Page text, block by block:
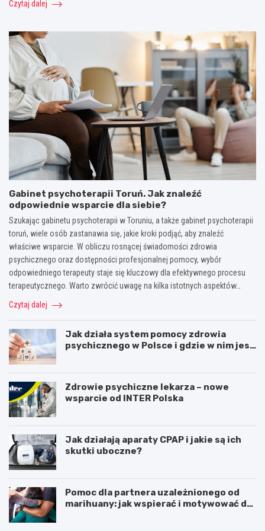
Czytaj dalej
Gabinet psychoterapii Toruń. Jak znaleźć
odpowiednie wsparcie dla siebie?
Szukając gabinetu psychoterapii w Toruniu, a także gabinet psychoterapii
toruń, wiele osób zastanawia się, jakie kroki podjąć, aby znaleźć
właściwe wsparcie. W obliczu rosnącej świadomości zdrowia
psychicznego oraz dostępności profesjonalnej pomocy, wybór
odpowiedniego terapeuty staje się kluczowy dla efektywnego procesu
terapeutycznego. Warto zwrócić uwagę na kilka istotnych aspektów…
Czytaj dalej
Jak działa system pomocy zdrowia
psychicznego w Polsce i gdzie w nim jest
Zdrowie psychiczne lekarza – nowe
wsparcie od INTER Polska
Jak działają aparaty CPAP i jakie są ich
skutki uboczne?
Pomoc dla partnera uzależnionego od
marihuany: jak wspierać i motywować do
Z
Z